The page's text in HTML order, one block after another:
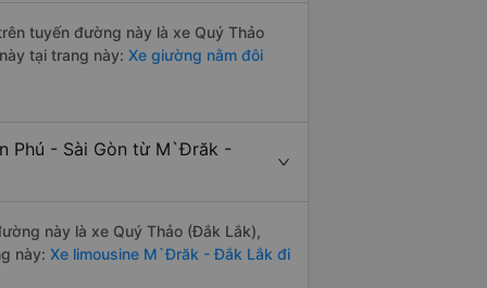
tuyến đường này là xe Quý Thảo
tại trang này: Xe giường nằm đôi
Phú - Sài Gòn từ M`Đrăk -
này là xe Quý Thảo (Đắk Lắk),
này: Xe limousine M`Đrăk - Đắk Lắk đi